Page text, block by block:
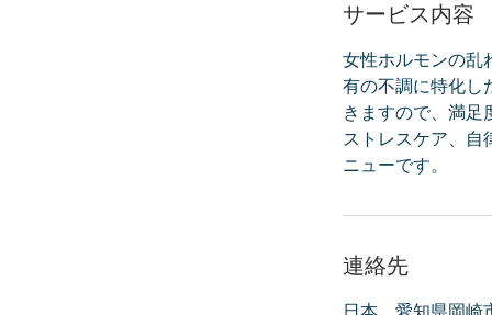
サービス内容
女性ホルモンの乱
有の不調に特化し
きますので、満足
ストレスケア、自
連絡先